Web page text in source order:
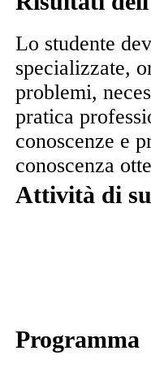
Lo studente
specializzate,
problemi,
pratica
conoscenze e
conoscenza
Attività di
Programma